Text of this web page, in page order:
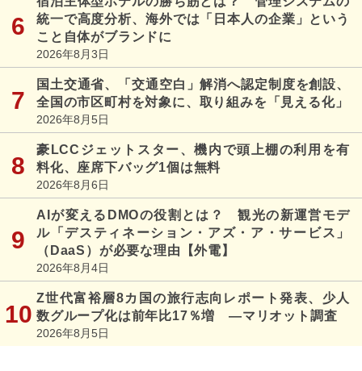
統一で高度分析、海外では「日本人の企業」という
こと自体がブランドに
2026年8月3日
国土交通省、「交通空白」解消へ認定制度を創設、
全国の市区町村を対象に、取り組みを「見える化」
2026年8月5日
豪LCCジェットスター、機内で頭上棚の利用を有
料化、座席下バッグ1個は無料
2026年8月6日
AIが変えるDMOの役割とは？ 観光の新運営モデ
ル「デスティネーション・アズ・ア・サービス」
（DaaS）が必要な理由【外電】
2026年8月4日
Z世代富裕層8カ国の旅行志向レポート発表、少人
数グループ化は前年比17％増 ―マリオット調査
2026年8月5日